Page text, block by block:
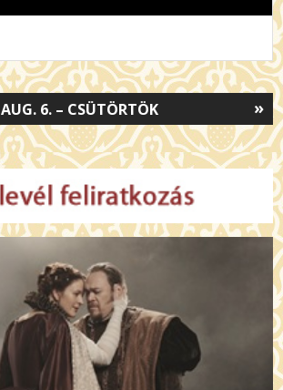
»
AUG. 6. – CSÜTÖRTÖK